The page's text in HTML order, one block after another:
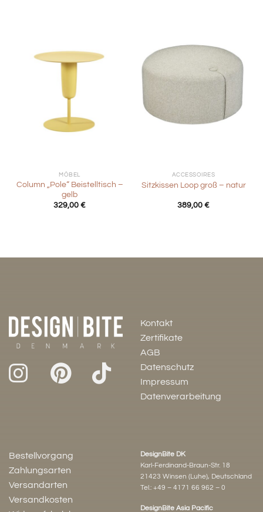
MÖBEL
Column „Pole“ Beistelltisch –
gelb
329,00 €
ACCESSOIRES
Sitzkissen Loop groß – natur
389,00 €
Kontakt
Zertifikate
AGB
Datenschutz
Impressum
Datenverarbeitung
Bestellvorgang
Zahlungsarten
Versandarten
Versandkosten
DesignBite DK
Karl-Ferdinand-Braun-Str. 18
21423 Winsen (Luhe), Deutschland
Tel.: +49 – 4171 66 962 – 0
DesignBite Asia Pacific